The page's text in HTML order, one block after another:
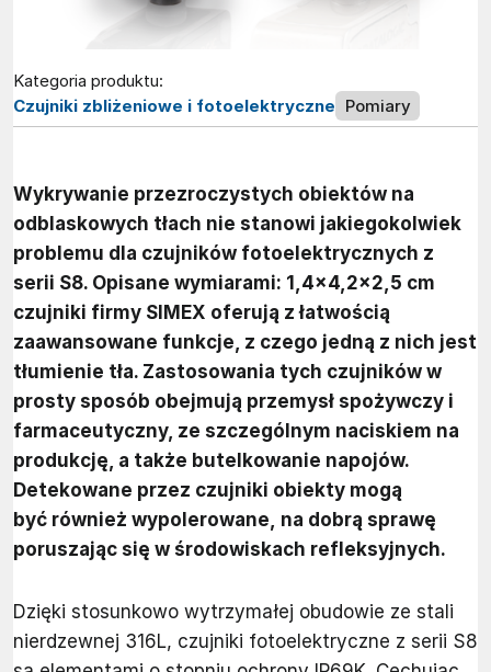
Kategoria produktu:
Czujniki zbliżeniowe i fotoelektryczne Pomiary
Wykrywanie przezroczystych obiektów na
odblaskowych tłach nie stanowi jakiegokolwiek
problemu dla czujników fotoelektrycznych z
serii S8. Opisane wymiarami: 1,4×4,2×2,5 cm
czujniki firmy SIMEX oferują z łatwością
zaawansowane funkcje, z czego jedną z nich jest
tłumienie tła. Zastosowania tych czujników w
prosty sposób obejmują przemysł spożywczy i
farmaceutyczny, ze szczególnym naciskiem na
produkcję, a także butelkowanie napojów.
Detekowane przez czujniki obiekty mogą
być również wypolerowane, na dobrą sprawę
poruszając się w środowiskach refleksyjnych.
Dzięki stosunkowo wytrzymałej obudowie ze stali
nierdzewnej 316L, czujniki fotoelektryczne z serii S8